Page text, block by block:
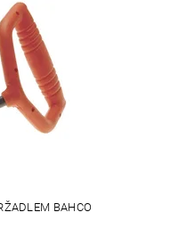
BAHCO